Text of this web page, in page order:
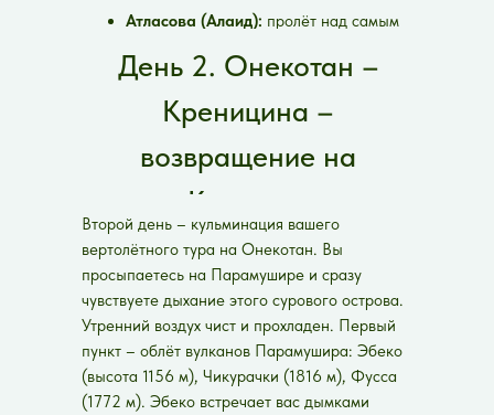
Атласова (Алаид): пролёт над самым
величественным.
Северо-Курильск:
гостинице, восстановление сил.
День 2. Онекотан –
Креницина –
возвращение на
Камчатку
Второй день – кульминация вашего
вертолётного тура на Онекотан. Вы
просыпаетесь на Парамушире и сразу
чувствуете дыхание этого сурового острова.
Утренний воздух чист и прохладен. Первый
пункт – облёт вулканов Парамушира: Эбеко
(высота 1156 м), Чикурачки (1816 м), Фусса
(1772 м). Эбеко встречает вас дымками